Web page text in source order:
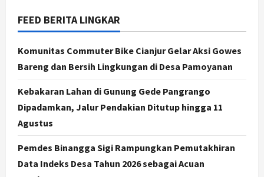
FEED BERITA LINGKAR
Komunitas Commuter Bike Cianjur Gelar Aksi Gowes
Bareng dan Bersih Lingkungan di Desa Pamoyanan
Kebakaran Lahan di Gunung Gede Pangrango
Dipadamkan, Jalur Pendakian Ditutup hingga 11
Agustus
Pemdes Binangga Sigi Rampungkan Pemutakhiran
Data Indeks Desa Tahun 2026 sebagai Acuan
3
Jogja
Gunungkidul Gelar Open Sepatu
Roda di Pantai Sepanjang
4
Politik
Sorotan, Hasil Kajian Tim Provinsi
Segera Keluar
Agustus 7, 2026